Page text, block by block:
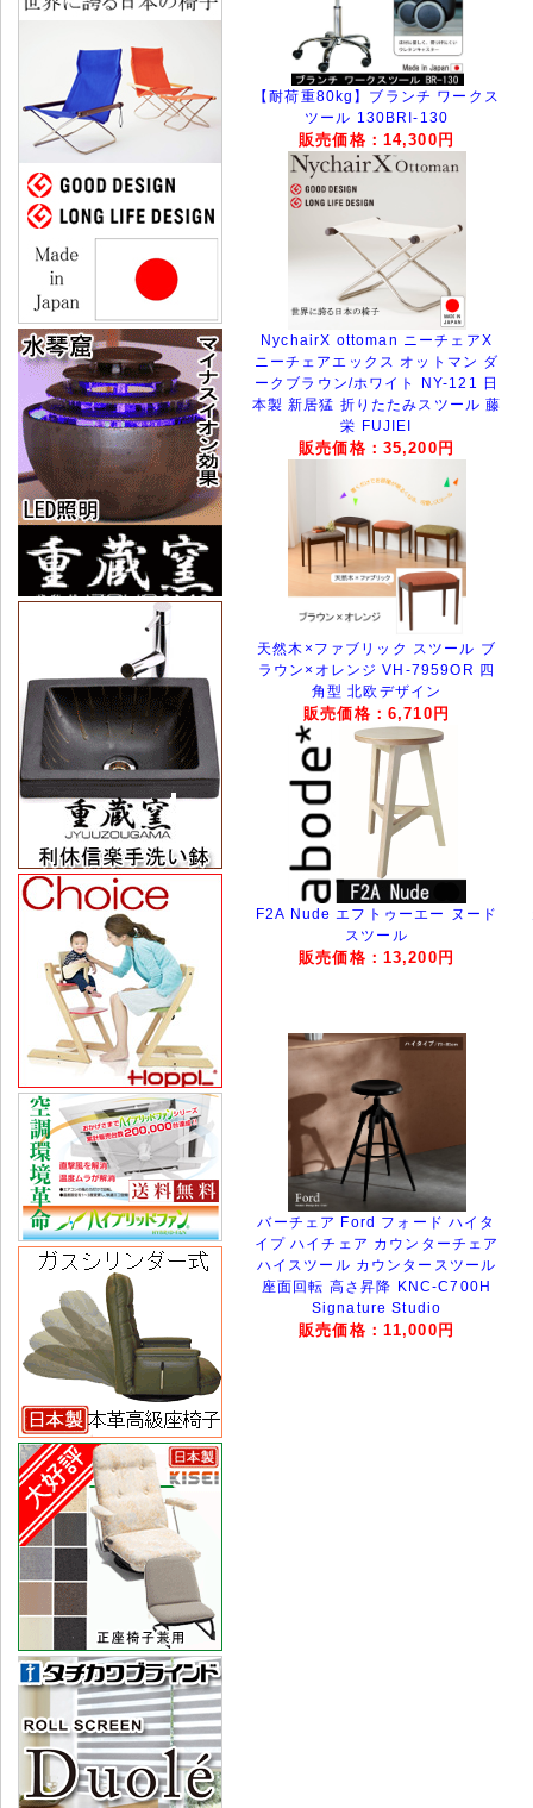
【耐荷重80kg】ブランチ ワークス
ツール 130BRI-130
販売価格：14,300円
NychairX ottoman ニーチェアX
ニーチェアエックス オットマン ダ
ークブラウン/ホワイト NY-121 日
本製 新居猛 折りたたみスツール 藤
栄 FUJIEI
販売価格：35,200円
天然木×ファブリック スツール ブ
ラウン×オレンジ VH-7959OR 四
角型 北欧デザイン
販売価格：6,710円
F2A Nude エフトゥーエー ヌード
スツール
販売価格：13,200円
バーチェア Ford フォード ハイタ
イプ ハイチェア カウンターチェア
ハイスツール カウンタースツール
座面回転 高さ昇降 KNC-C700H
Signature Studio
販売価格：11,000円